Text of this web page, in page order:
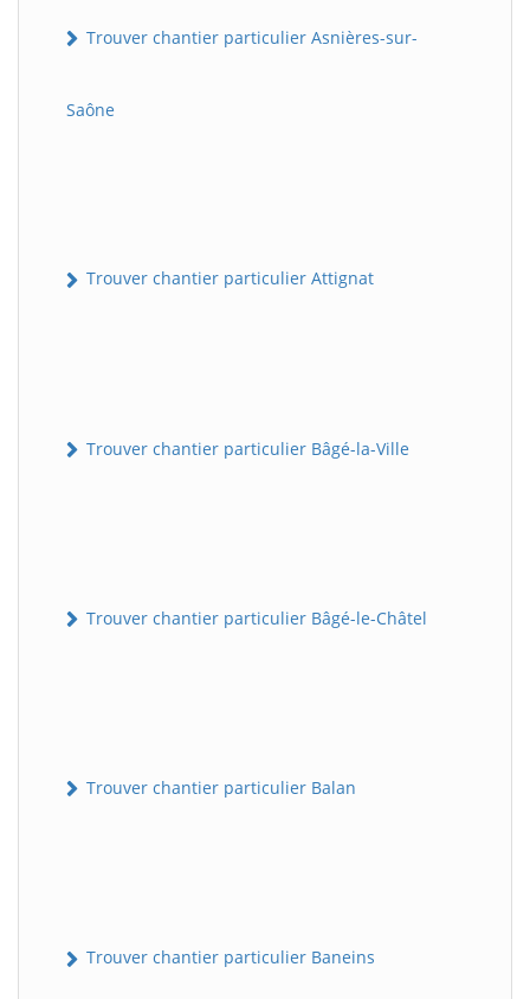
Trouver chantier particulier Asnières-sur-
Saône
Trouver chantier particulier Attignat
Trouver chantier particulier Bâgé-la-Ville
Trouver chantier particulier Bâgé-le-Châtel
Trouver chantier particulier Balan
Trouver chantier particulier Baneins